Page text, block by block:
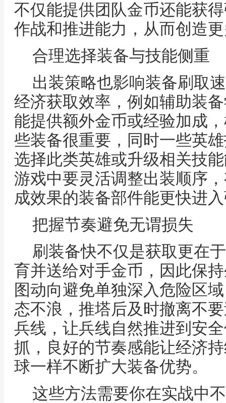
不仅能提供团队金币还能获
作战和推进能力，从而创造
合理选择装备与技能侧重
出装策略也影响装备刷取
经济获取效率，例如辅助装
能提供额外金币或经验加成
些装备很重要，同时一些英
选择此类英雄或升级相关技
游戏中要灵活调整出装顺序
成效果的装备部件能更快进
把握节奏避免无谓损失
刷装备快不仅是获取更在
育并送给对手金币，因此保
图动向避免单独深入危险区
态不浪，推塔后及时撤离不
兵线，让兵线自然推进到安
抓，良好的节奏感能让经济
球一样不断扩大装备优势。
这些方法需要你在实战中